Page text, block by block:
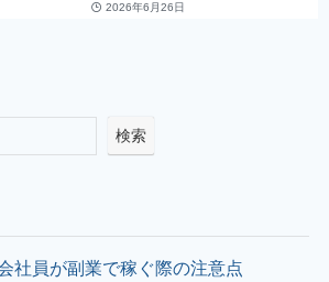
2026年6月26日
検索
社員が副業で稼ぐ際の注意点